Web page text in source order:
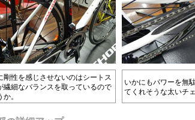
剛性を感じさせないのはシートス
繊細なバランスを取っているので
。
いかにもパワーを無
てくれそうな太いチ